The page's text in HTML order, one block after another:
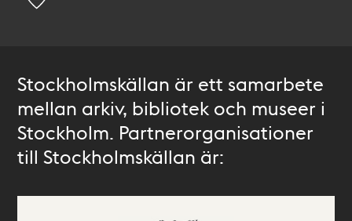
Stockholmskällan är ett samarbete
mellan arkiv, bibliotek och museer i
Stockholm. Partnerorganisationer
till Stockholmskällan är: